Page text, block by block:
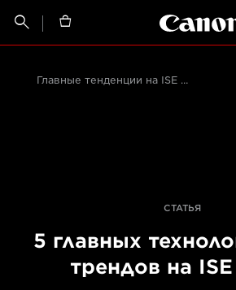
 
Главные тенденции на ISE 2020
СТАТЬЯ
5 главных
трендов на